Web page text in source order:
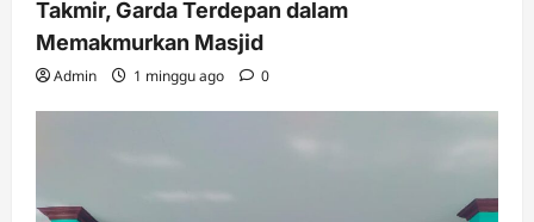
Takmir, Garda Terdepan dalam
Memakmurkan Masjid
Admin 1 minggu ago 0